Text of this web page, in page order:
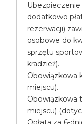
Ubezpieczenie
dodatkowo
rezerwacji)
osobowe do
sprzętu
kradzież).
Obowiązkowa
miejscu).
Obowiązkowa
miejscu)